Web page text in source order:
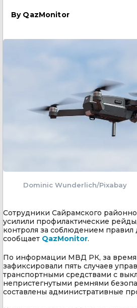
By QazMonitor
Dominic Wunderlich/Pixabay
Сотрудники Сайрамского
усилили профилактические
контроля за соблюдением
сообщает QazMonitor.
По информации МВД РК, за
зафиксировали пять случаев
транспортными средствами с
непристегнутыми ремнями
составлены административные